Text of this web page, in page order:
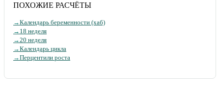
ПОХОЖИЕ РАСЧЁТЫ
→Календарь беременности (хаб)
→ 18 неделя
→20 неделя
→Календарь цикла
→Перцентили роста